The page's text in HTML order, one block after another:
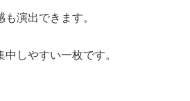
演出できます。
しやすい一枚です。